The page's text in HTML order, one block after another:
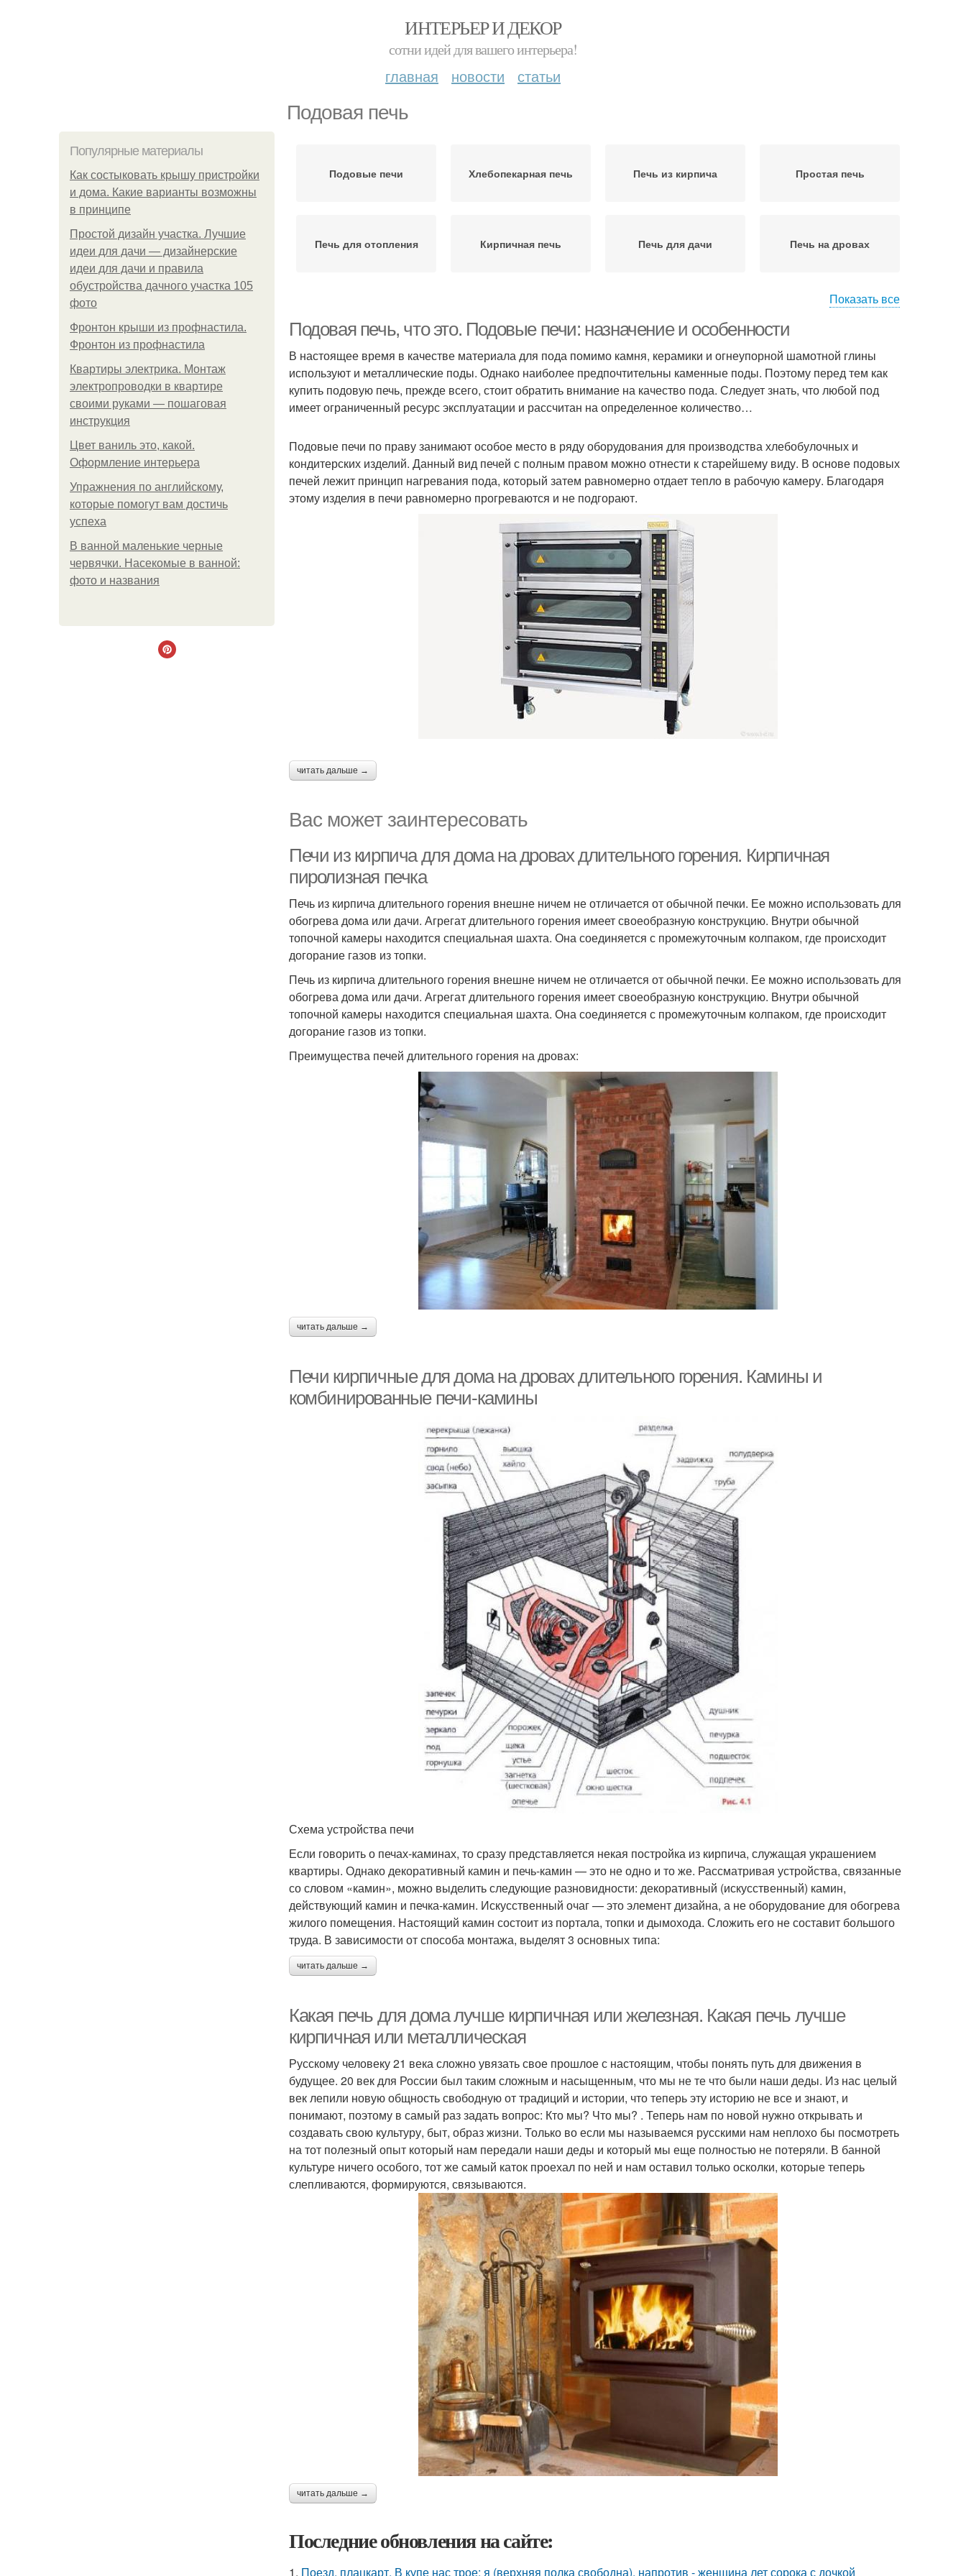
ИНТЕРЬЕР И ДЕКОР
сотни идей для вашего интерьера!
главная новости статьи
Подовая печь
Популярные материалы
Как состыковать крышу пристройки
и дома. Какие варианты возможны
в принципе
Простой дизайн участка. Лучшие
идеи для дачи — дизайнерские
идеи для дачи и правила
обустройства дачного участка 105
фото
Фронтон крыши из профнастила.
Фронтон из профнастила
Квартиры электрика. Монтаж
электропроводки в квартире
своими руками — пошаговая
инструкция
Цвет ваниль это, какой.
Оформление интерьера
Упражнения по английскому,
которые помогут вам достичь
успеха
В ванной маленькие черные
червячки. Насекомые в ванной:
фото и названия
Подовые печи Хлебопекарная печь Печь из кирпича Простая печь
Печь для отопления Кирпичная печь Печь для дачи Печь на дровах
Показать все
Подовая печь, что это. Подовые печи: назначение и особенности
В настоящее время в качестве материала для пода помимо камня, керамики и огнеупорной шамотной глины
используют и металлические поды. Однако наиболее предпочтительны каменные поды. Поэтому перед тем как
купить подовую печь, прежде всего, стоит обратить внимание на качество пода. Следует знать, что любой под
имеет ограниченный ресурс эксплуатации и рассчитан на определенное количество…
Подовые печи по праву занимают особое место в ряду оборудования для производства хлебобулочных и
кондитерских изделий. Данный вид печей с полным правом можно отнести к старейшему виду. В основе подовых
печей лежит принцип нагревания пода, который затем равномерно отдает тепло в рабочую камеру. Благодаря
этому изделия в печи равномерно прогреваются и не подгорают.
читать дальше →
Вас может заинтересовать
Печи из кирпича для дома на дровах длительного горения. Кирпичная
пиролизная печка
Печь из кирпича длительного горения внешне ничем не отличается от обычной печки. Ее можно использовать для
обогрева дома или дачи. Агрегат длительного горения имеет своеобразную конструкцию. Внутри обычной
топочной камеры находится специальная шахта. Она соединяется с промежуточным колпаком, где происходит
догорание газов из топки.
Печь из кирпича длительного горения внешне ничем не отличается от обычной печки. Ее можно использовать для
обогрева дома или дачи. Агрегат длительного горения имеет своеобразную конструкцию. Внутри обычной
топочной камеры находится специальная шахта. Она соединяется с промежуточным колпаком, где происходит
догорание газов из топки.
Преимущества печей длительного горения на дровах:
читать дальше →
Печи кирпичные для дома на дровах длительного горения. Камины и
комбинированные печи-камины
Схема устройства печи
Если говорить о печах-каминах, то сразу представляется некая постройка из кирпича, служащая украшением
квартиры. Однако декоративный камин и печь-камин — это не одно и то же. Рассматривая устройства, связанные
со словом «камин», можно выделить следующие разновидности: декоративный (искусственный) камин,
действующий камин и печка-камин. Искусственный очаг — это элемент дизайна, а не оборудование для обогрева
жилого помещения. Настоящий камин состоит из портала, топки и дымохода. Сложить его не составит большого
труда. В зависимости от способа монтажа, выделят 3 основных типа:
читать дальше →
Какая печь для дома лучше кирпичная или железная. Какая печь лучше
кирпичная или металлическая
Русскому человеку 21 века сложно увязать свое прошлое с настоящим, чтобы понять путь для движения в
будущее. 20 век для России был таким сложным и насыщенным, что мы не те что были наши деды. Из нас целый
век лепили новую общность свободную от традиций и истории, что теперь эту историю не все и знают, и
понимают, поэтому в самый раз задать вопрос: Кто мы? Что мы? . Теперь нам по новой нужно открывать и
создавать свою культуру, быт, образ жизни. Только во если мы называемся русскими нам неплохо бы посмотреть
на тот полезный опыт который нам передали наши деды и который мы еще полностью не потеряли. В банной
культуре ничего особого, тот же самый каток проехал по ней и нам оставил только осколки, которые теперь
слепливаются, формируются, связываются.
читать дальше →
Последние обновления на сайте:
1. Поезд, плацкарт. В купе нас трое: я (верхняя полка свободна), напротив - женщина лет сорока с дочкой